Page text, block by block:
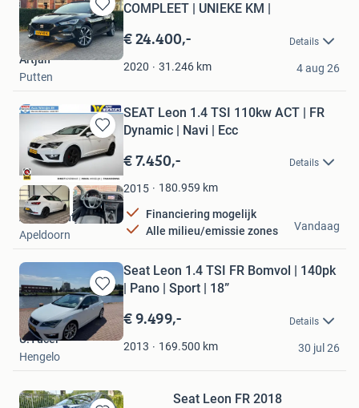
Bewaren
in
Mijn
Favorieten
COMPLEET | UNIEKE KM |
€ 24.400,- Details
2020 31.246 km
Artjan
Putten
4 aug 26
Bewaren
in
Favorieten
SEAT Leon 1.4 TSI 110kw ACT | FR
Dynamic | Navi | Ecc
€ 7.450,- Details
2015 180.959 km
Financiering mogelijk
Alle milieu/emissie zones
Auto Wientjes B.V.
Apeldoorn
Vandaag
Bewaren
in
Mijn
Favorieten
Seat Leon 1.4 TSI FR Bomvol | 140pk
| Pano | Sport | 18”
€ 9.499,- Details
2013 169.500 km
U.Yucel
Hengelo
30 jul 26
Seat Leon FR 2018